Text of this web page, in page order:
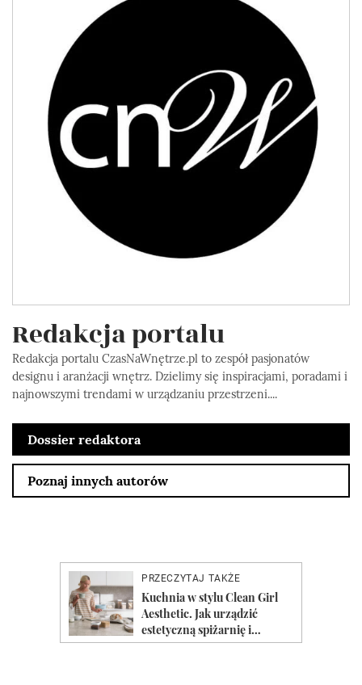
Redakcja portalu
Redakcja portalu CzasNaWnętrze.pl to zespół pasjonatów
designu i aranżacji wnętrz. Dzielimy się inspiracjami, poradami i
najnowszymi trendami w urządzaniu przestrzeni....
Dossier redaktora
Poznaj innych autorów